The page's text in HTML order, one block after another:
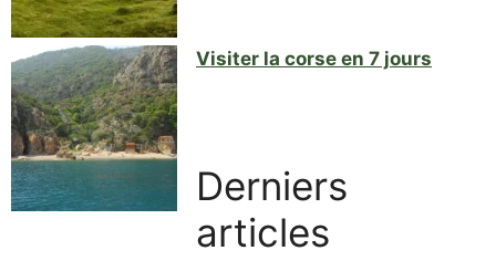
Visiter la corse en 7 jours
Derniers
articles